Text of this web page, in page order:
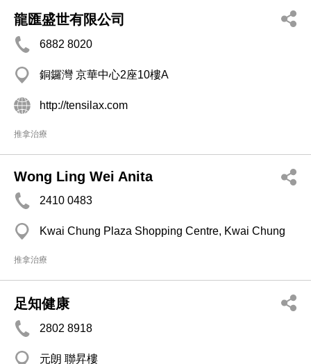
龍匯盛世有限公司
6882 8020
銅鑼灣 京華中心2座10樓A
http://tensilax.com
推拿治療
Wong Ling Wei Anita
2410 0483
Kwai Chung Plaza Shopping Centre, Kwai Chung
推拿治療
足知健康
2802 8918
元朗 聯昇樓